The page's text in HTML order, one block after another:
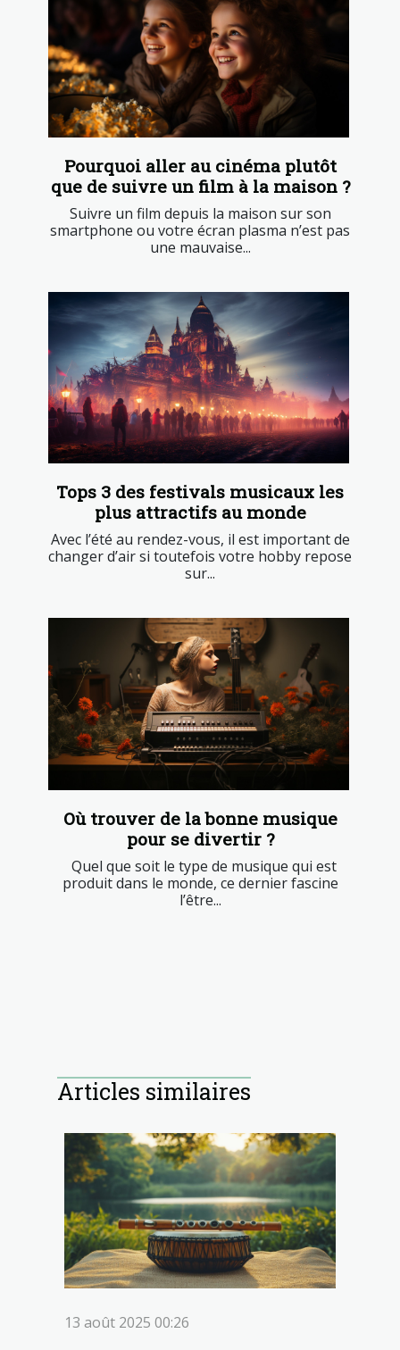
Pourquoi aller au cinéma plutôt
que de suivre un film à la maison ?
Suivre un film depuis la maison sur son
smartphone ou votre écran plasma n’est pas
une mauvaise...
Tops 3 des festivals musicaux les
plus attractifs au monde
Avec l’été au rendez-vous, il est important de
changer d’air si toutefois votre hobby repose
sur...
Où trouver de la bonne musique
pour se divertir ?
Quel que soit le type de musique qui est
produit dans le monde, ce dernier fascine
l’être...
Articles similaires
13 août 2025 00:26